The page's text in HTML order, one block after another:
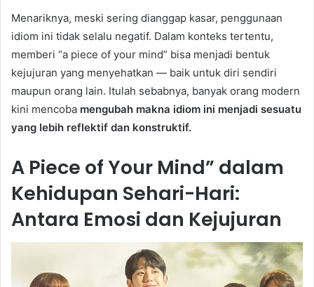
Menariknya, meski sering dianggap kasar, penggunaan
idiom ini tidak selalu negatif. Dalam konteks tertentu,
memberi “a piece of your mind” bisa menjadi bentuk
kejujuran yang menyehatkan — baik untuk diri sendiri
maupun orang lain. Itulah sebabnya, banyak orang modern
kini mencoba mengubah makna idiom ini menjadi sesuatu
yang lebih reflektif dan konstruktif.
A Piece of Your Mind” dalam
Kehidupan Sehari-Hari:
Antara Emosi dan Kejujuran